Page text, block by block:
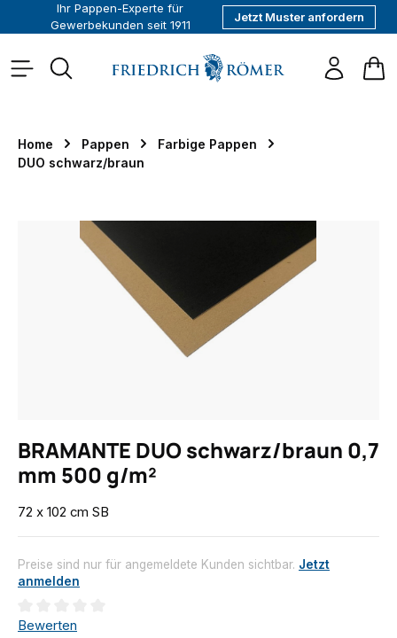
springen
Ihr Pappen-Experte für
Gewerbekunden seit 1911
Jetzt Muster anfordern
Home Pappen
Farbige Pappen
DUO schwarz/braun
Bildergalerie überspringen
BRAMANTE DUO schwarz/braun 0,7
mm 500 g/m²
72 x 102 cm SB
Preise sind nur für angemeldete Kunden sichtbar. Jetzt
anmelden
Durchschnittliche Bewertung von 0 von 5 Sternen
Bewerten